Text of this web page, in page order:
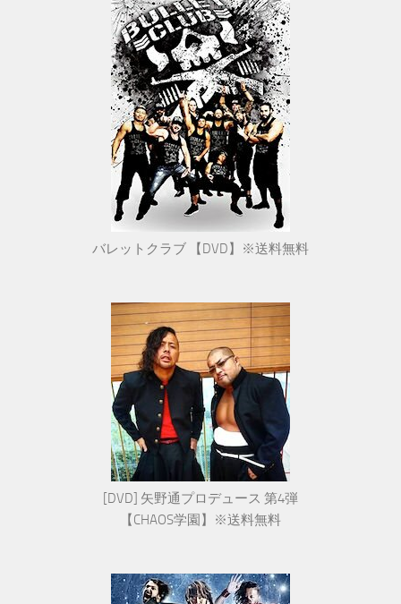
バレットクラブ 【DVD】※送料無料
[DVD] 矢野通プロデュース 第4弾
【CHAOS学園】※送料無料